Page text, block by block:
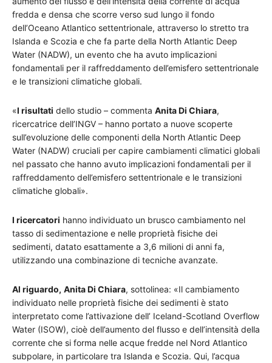
fredda e densa che scorre verso sud lungo il fondo
dell’Oceano Atlantico settentrionale, attraverso lo stretto tra
Islanda e Scozia e che fa parte della North Atlantic Deep
Water (NADW), un evento che ha avuto implicazioni
fondamentali per il raffreddamento dell’emisfero settentrionale
e le transizioni climatiche globali.
«I risultati dello studio – commenta Anita Di Chiara,
ricercatrice dell’INGV – hanno portato a nuove scoperte
sull’evoluzione delle componenti della North Atlantic Deep
Water (NADW) cruciali per capire cambiamenti climatici globali
nel passato che hanno avuto implicazioni fondamentali per il
raffreddamento dell’emisfero settentrionale e le transizioni
climatiche globali».
I ricercatori hanno individuato un brusco cambiamento nel
tasso di sedimentazione e nelle proprietà fisiche dei
sedimenti, datato esattamente a 3,6 milioni di anni fa,
utilizzando una combinazione di tecniche avanzate.
Al riguardo, Anita Di Chiara, sottolinea: «Il cambiamento
individuato nelle proprietà fisiche dei sedimenti è stato
interpretato come l’attivazione dell’ Iceland-Scotland Overflow
Water (ISOW), cioè dell’aumento del flusso e dell’intensità della
corrente che si forma nelle acque fredde nel Nord Atlantico
subpolare, in particolare tra Islanda e Scozia. Qui, l’acqua